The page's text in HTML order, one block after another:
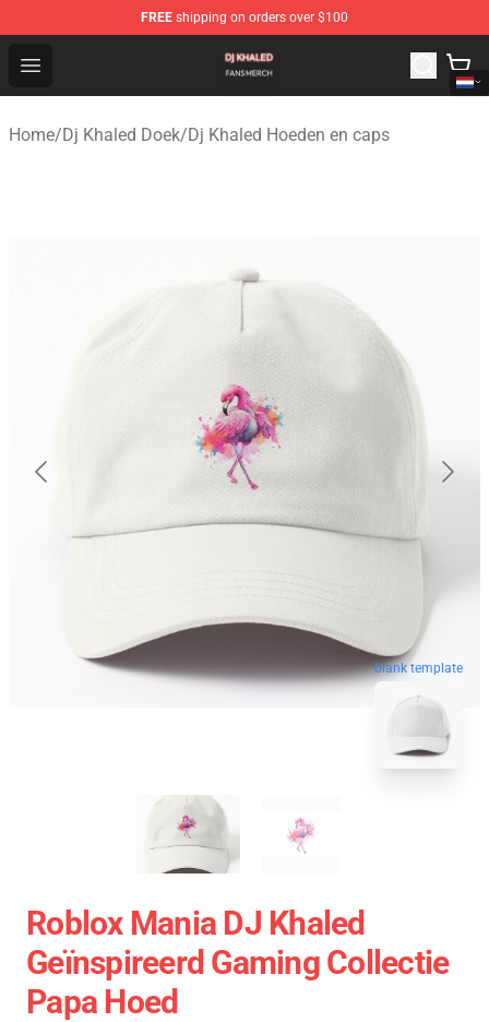
FREE shipping on orders over $100
Open menu
Dj Khaled Shop - Official Dj Khaled Merchandise Store
Home/Dj Khaled Doek/Dj Khaled Hoeden en caps
blank template
Roblox Mania DJ Khaled
Geïnspireerd Gaming Collectie
Papa Hoed